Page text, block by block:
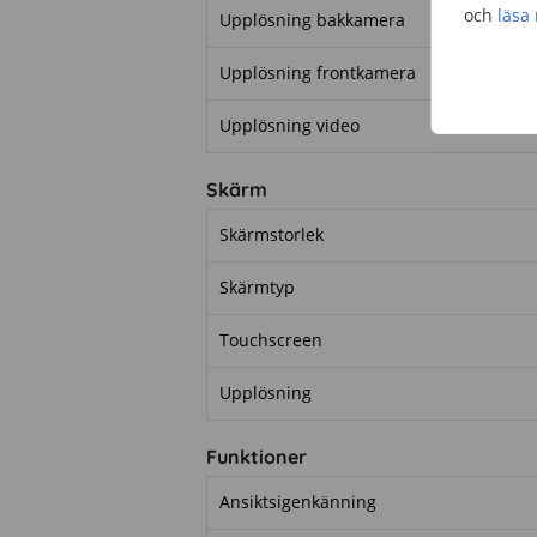
och läsa
Upplösning bakkamera
Upplösning frontkamera
Upplösning video
Skärm
Skärmstorlek
Skärmtyp
Touchscreen
Upplösning
Funktioner
Ansiktsigenkänning